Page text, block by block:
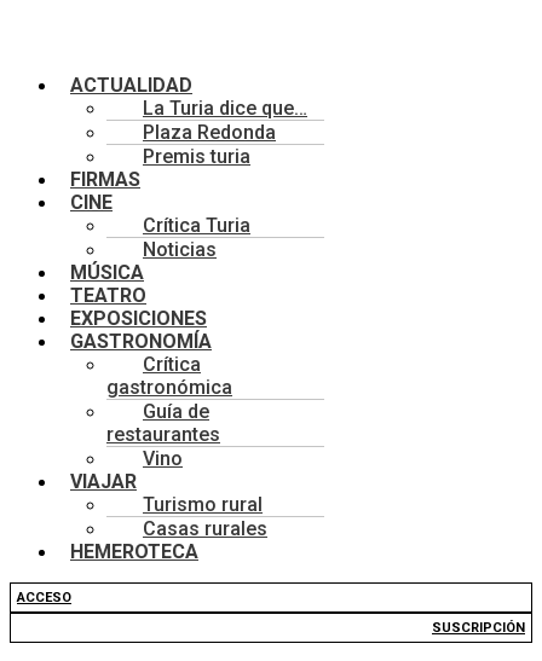
Menú
ACTUALIDAD
La Turia dice que…
Plaza Redonda
Premis turia
FIRMAS
CINE
Crítica Turia
Noticias
MÚSICA
TEATRO
EXPOSICIONES
GASTRONOMÍA
Crítica
gastronómica
Guía de
restaurantes
Vino
VIAJAR
Turismo rural
Casas rurales
HEMEROTECA
ACCESO
SUSCRIPCIÓN